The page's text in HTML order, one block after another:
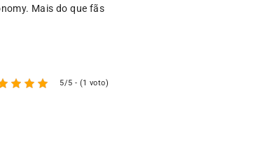
Mais do que fãs
5/5 - (1 voto)